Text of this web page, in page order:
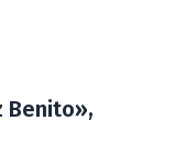
Benito»,